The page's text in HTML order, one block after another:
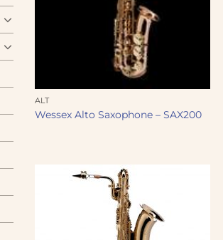
ALT
Wessex Alto Saxophone – SAX200